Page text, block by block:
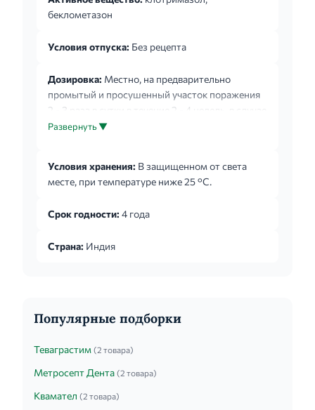
беклометазон
Условия отпуска: Без рецепта
Дозировка: Местно, на предварительно
промытый и просушенный участок поражения
2 - 3 раза в сутки в течение 2 - 4 недель, в случае
хронической инфекции до 6 недель.
Развернуть ▼
Условия хранения: В защищенном от света
месте, при температуре ниже 25 °C.
Срок годности: 4 года
Страна: Индия
Популярные подборки
Теваграстим (2 товара)
Метросепт Дента (2 товара)
Квамател (2 товара)